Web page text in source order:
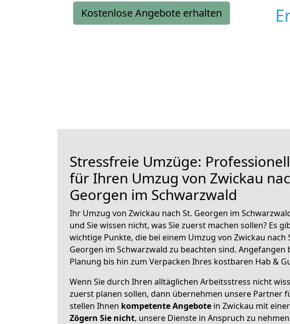
Kostenlose Angebote erhalten
Stressfreie Umzüge:
für Ihren Umzug von Zwickau
Georgen im Schwarzwald
Ihr Umzug von Zwickau nach St. Georgen im
und Sie wissen nicht, was Sie zuerst machen sollen? Es
wichtige Punkte, die bei einem Umzug von Zwickau nach
Georgen im Schwarzwald zu beachten sind. Angefangen
Planung bis hin zum Verpacken Ihres kostbaren Hab &
Wenn Sie durch Ihren alltäglichen Arbeitsstress nicht
zuerst planen sollen, dann übernehmen unsere Partner
stellen Ihnen kompetente Angebote in Zwickau mit
Zögern Sie nicht, unsere Dienste in Anspruch zu